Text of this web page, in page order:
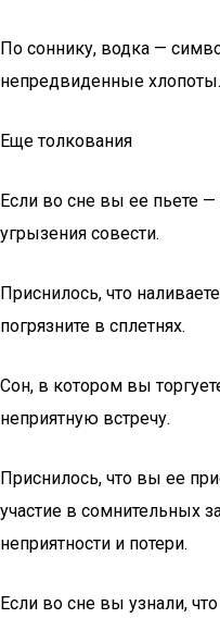
По соннику, водка —
непредвиденные хлопоты.
Еще толкования
Если во сне вы ее пьете —
угрызения совести.
Приснилось, что
погрязните в сплетнях.
Сон, в котором вы
неприятную встречу.
Приснилось, что вы ее
участие в сомнительных
неприятности и потери.
Если во сне вы узнали,